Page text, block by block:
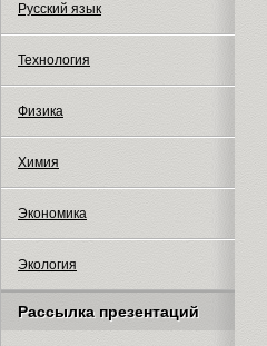
Русский язык
Технология
Физика
Химия
Экономика
Экология
Рассылка презентаций